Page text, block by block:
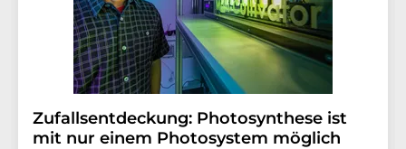
Zufallsentdeckung: Photosynthese ist
mit nur einem Photosystem möglich